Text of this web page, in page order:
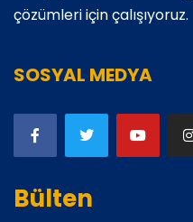
çözümleri için çalışıyoruz.
SOSYAL MEDYA
Bülten